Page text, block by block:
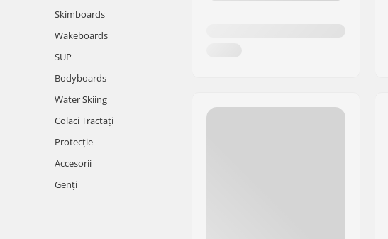
Skimboards
Wakeboards
SUP
Bodyboards
Water Skiing
Colaci Tractați
Protecție
Accesorii
Genți